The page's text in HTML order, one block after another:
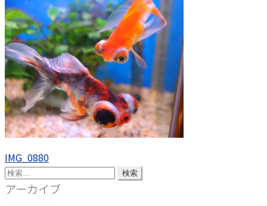
投
稿
前
の
投
IMG_0880
検
索:
アーカイブ